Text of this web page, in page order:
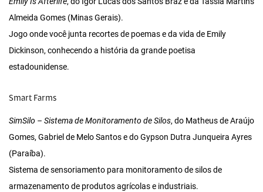
Almeida Gomes (Minas Gerais).
Jogo onde você junta recortes de poemas e da vida de Emily
Dickinson, conhecendo a história da grande poetisa
estadounidense.
Smart Farms
SimSilo – Sistema de Monitoramento de Silos, do Matheus de Araújo
Gomes, Gabriel de Melo Santos e do Gypson Dutra Junqueira Ayres
(Paraíba).
Sistema de sensoriamento para monitoramento de silos de
armazenamento de produtos agrícolas e industriais.